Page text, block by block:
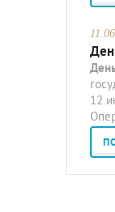
12